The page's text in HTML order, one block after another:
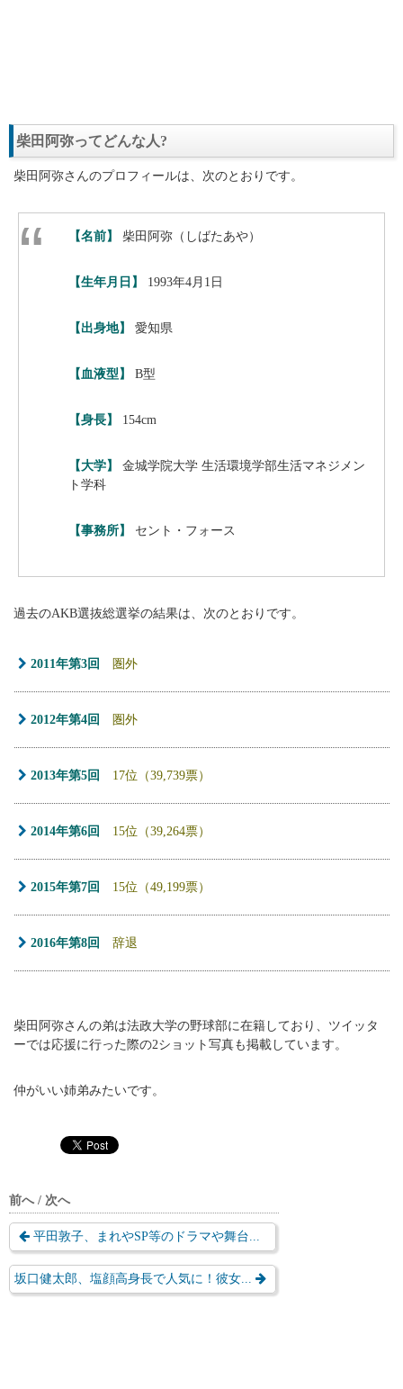
柴田阿弥ってどんな人?
柴田阿弥さんのプロフィールは、次のとおりです。
【名前】 柴田阿弥（しばたあや）
【生年月日】 1993年4月1日
【出身地】 愛知県
【血液型】 B型
【身長】 154cm
【大学】
金城学院大学 生活環境学部生活マネジメン
ト学科
【事務所】 セント・フォース
過去のAKB選抜総選挙の結果は、次のとおりです。
2011年第3回 圏外
2012年第4回 圏外
2013年第5回 17位（39,739票）
2014年第6回 15位（39,264票）
2015年第7回 15位（49,199票）
2016年第8回 辞退
柴田阿弥さんの弟は法政大学の野球部に在籍しており、ツイッタ
ーでは応援に行った際の2ショット写真も掲載しています。
仲がいい姉弟みたいです。
前へ / 次へ
平田敦子、まれやSP等のドラマや舞台...
坂口健太郎、塩顔高身長で人気に！彼女...